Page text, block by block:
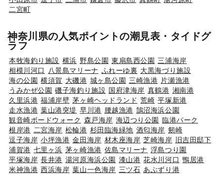
二宮町
神奈川県の人気ポイントの潮見表・タイドグ
ラフ
本牧海釣り施設 横浜 野島公園 東扇島西公園 三浦海岸
相模川河口
八景島マリーナ ふれーゆ裏 大黒海づり施設
海の公園 横須賀 大磯港 城ヶ島公園 三崎漁港 片瀬漁港
うみかぜ公園 磯子海釣り施設 国府津海岸 真鶴港 湘南港
久里浜港 福浦岸壁 茅ヶ崎ヘッドランド 荒崎 平塚新港
走水漁港 葉山港突堤 早川港 腰越漁港 鵠沼海浜公園
観音崎ボードウォーク 森戸海岸 海辺つり公園 臨港パーク
根岸港 二宮海岸 松輪港 杉田臨海緑地 酒匂海岸 剱崎
逗子海岸 小坪漁港 金田海岸 材木座海岸 芝崎海岸 旧吉田邸下
浦賀港 七里ヶ浜 茅ヶ崎漁港 佐島マリーナ 浮島つり園
平塚海岸 長井港 湯河原海浜公園 漆山港 花水川河口 鴨居港
米神漁港 西浜海岸 葉山一色海岸 三ツ石 あぶずり港